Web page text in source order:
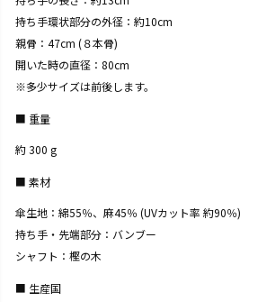
持ち手環状部分の外径：約10cm
親骨：47cm (８本骨)
開いた時の直径：80cm
※多少サイズは前後します。
重量
約 300 g
素材
傘生地：綿55％、麻45％ (UVカット率 約90％)
持ち手・先端部分：バンブー
シャフト：樫の木
生産国